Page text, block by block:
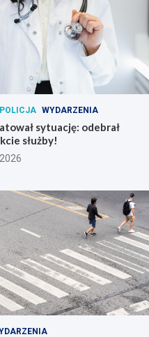
POLICJA WYDARZENIA
sytuację: odebrał
służby!